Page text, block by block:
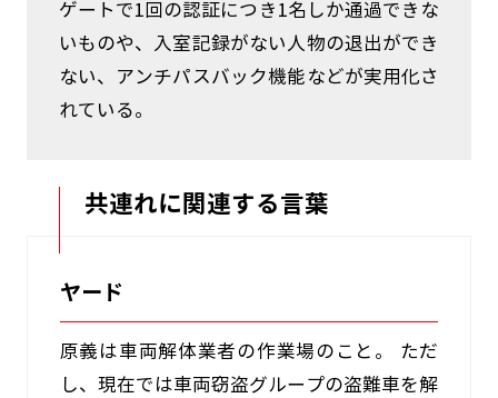
ゲートで1回の認証につき1名しか通過できな
いものや、入室記録がない人物の退出ができ
ない、アンチパスバック機能などが実用化さ
れている。
共連れに関連する言葉
ヤード
原義は車両解体業者の作業場のこと。 ただ
し、現在では車両窃盗グループの盗難車を解